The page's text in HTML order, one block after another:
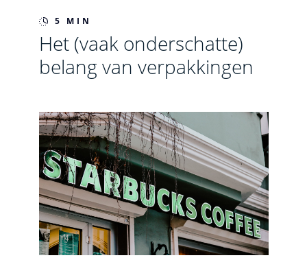
5 MIN
Het (vaak onderschatte)
belang van verpakkingen